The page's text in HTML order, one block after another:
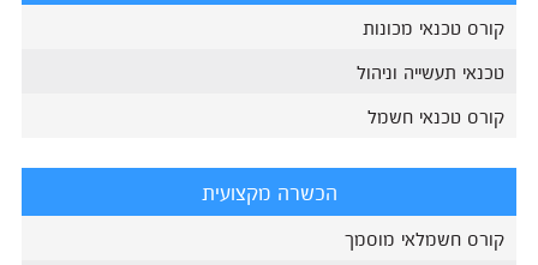
קורס טכנאי מכונות
טכנאי תעשייה וניהול
קורס טכנאי חשמל
הכשרה מקצועית
קורס חשמלאי מוסמך